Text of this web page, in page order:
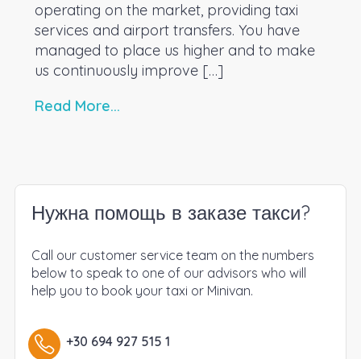
operating on the market, providing taxi
services and airport transfers. You have
managed to place us higher and to make
us continuously improve […]
Read More...
Нужна помощь в заказе такси?
Call our customer service team on the numbers
below to speak to one of our advisors who will
help you to book your taxi or Minivan.
+30 694 927 515 1